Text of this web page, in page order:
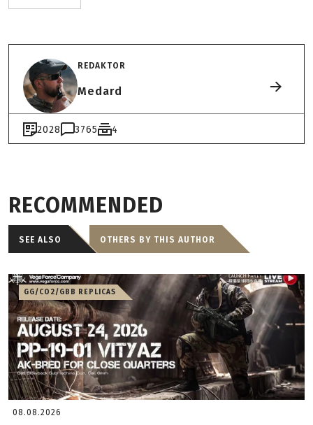
REDAKTOR
Medard
2028 3765 4
RECOMMENDED
SEE ALSO OTHERS BY THIS AUTHOR
GG/CO2/GBB REPLICAS
08.08.2026